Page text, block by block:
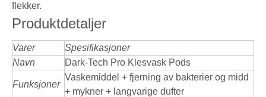
flekker.
Produktdetaljer
Varer
Spesifikasjoner
Navn
Dark-Tech Pro Klesvask Pods
Funksjoner
Vaskemiddel + fjerning av bakterier og midd
+ mykner + langvarige dufter